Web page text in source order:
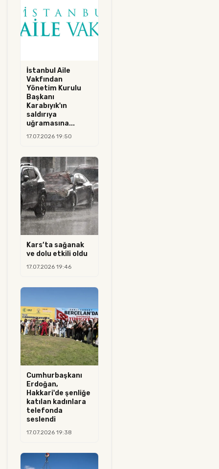
İstanbul Aile
Vakfından
Yönetim Kurulu
Başkanı
Karabıyık'ın
saldırıya
uğramasına...
17.07.2026 19:50
Kars’ta sağanak
ve dolu etkili oldu
17.07.2026 19:46
Cumhurbaşkanı
Erdoğan,
Hakkari'de şenliğe
katılan kadınlara
telefonda
seslendi
17.07.2026 19:38